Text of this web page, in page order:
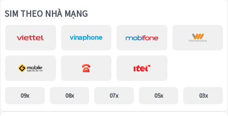
SIM THEO NHÀ MẠNG
09x 08x 07x 05x 03x